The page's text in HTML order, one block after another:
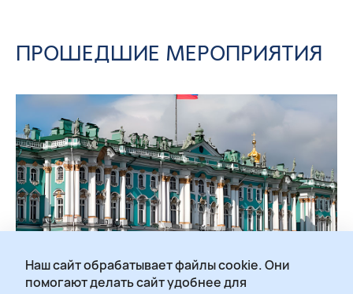
ПРОШЕДШИЕ МЕРОПРИЯТИЯ
Наш сайт обрабатывает файлы cookie. Они
помогают делать сайт удобнее для